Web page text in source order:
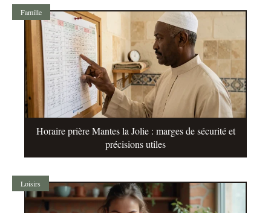
Famille
Horaire prière Mantes la Jolie : marges de sécurité et
précisions utiles
Loisirs